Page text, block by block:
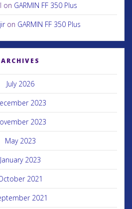
on GARMIN FF 350 Plus
on GARMIN FF 350 Plus
ARCHIVES
July 2026
2023
2023
May 2023
January 2023
2021
2021